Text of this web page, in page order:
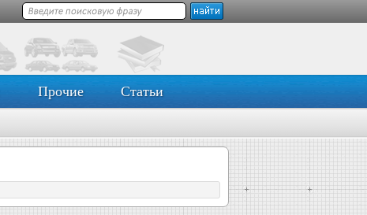
Прочие Статьи